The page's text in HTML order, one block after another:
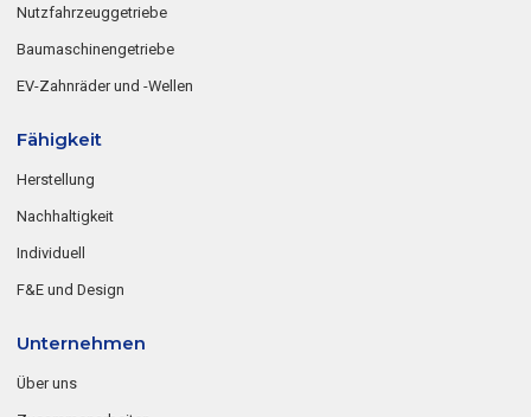
Nutzfahrzeuggetriebe
Baumaschinengetriebe
EV-Zahnräder und -Wellen
Fähigkeit
Herstellung
Nachhaltigkeit
Individuell
F&E und Design
Unternehmen
Über uns